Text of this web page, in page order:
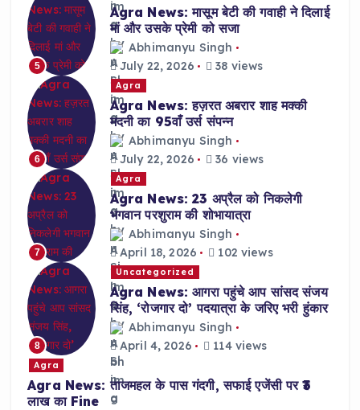
5
Agra News: मासूम बेटी की गवाही ने दिलाई
मां और उसके प्रेमी को सजा
Abhimanyu Singh
July 22, 2026
38 views
6
Agra
Agra News: हज़रत अबरार शाह मक्की
मदनी का 95वाँ उर्स संपन्न
Abhimanyu Singh
July 22, 2026
36 views
7
Agra
Agra News: 23 अप्रैल को निकलेगी
भगवान परशुराम की शोभायात्रा
Abhimanyu Singh
April 18, 2026
102 views
8
Uncategorized
Agra News: आगरा पहुंचे आप सांसद संजय
सिंह, ‘रोजगार दो’ पदयात्रा के जरिए भरी हुंकार
Abhimanyu Singh
April 4, 2026
114 views
Agra
Agra News: ताजमहल के पास गंदगी, सफाई एजेंसी पर ₹3
लाख का Fine